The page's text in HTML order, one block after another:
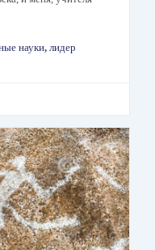
науки, лидер